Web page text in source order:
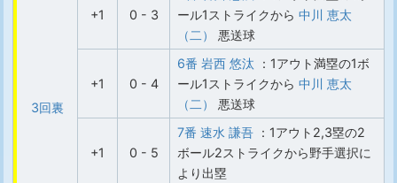
3回裏
+1 0 - 3
ール1ストライクから 中川 恵太
（二）
悪送球
+1 0 - 4
6番 岩西 悠汰 ：1アウト満塁の1ボ
ール1ストライクから 中川 恵太
（二）
悪送球
+1 0 - 5
7番 速水 謙吾 ：1アウト2,3塁の2
ボール2ストライクから野手選択に
より出塁